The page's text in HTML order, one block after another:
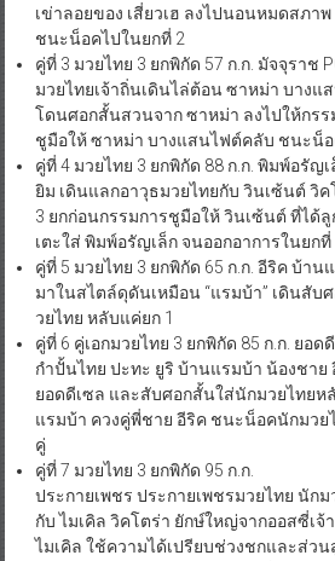
เข่าลอยของ เสี่ยวเฮ ลงไปนอนหมดสภา
ชนะน็อคไปในยกที่ 2
คู่ที่ 3 มวยไทย 3 ยกพิกัด 57 ก.ก. มัจจุราช
มวยไทยเจ้าถิ่นเดินไล่ต้อน ซาหม่า บาง
โดนศอกสั้นสวนจาก ซาหม่า ลงไปให้กรร
ชูมือให้ ซาหม่า บางแสนไฟต์คลับ ชนะน็
คู่ที่ 4 มวยไทย 3 ยกพิกัด 88 ก.ก. พิมพ์อรัญ
ยิม เดินแลกอาวุธมวยไทยกับ วินเซ้นต์ วิค
3 ยกก่อนกรรมการชูมือให้ วินเซ้นต์ ที่ได้
เตะใส่ พิมพ์อรัญเล็ก จนออกอาการในย
คู่ที่ 5 มวยไทย 3 ยกพิกัด 65 ก.ก. อีริค บ้า
มาในสไตล์ดุดันเหมือน “แรมบ้า” เดินสับ
วยไทย หลับแค่ยก 1
คู่ที่ 6 คู่เอกมวยไทย 3 ยกพิกัด 85 ก.ก. ยอด
กำปั้นไทย ปะทะ ยูริ บ้านแรมบ้า น้องชา
ยอดดีเซล และสับศอกสั้นใส่นักมวยไทย
แรมบ้า ควงคู่พี่ชาย อีริค ชนะน็อคนักมวย
คู่
คู่ที่ 7 มวยไทย 3 ยกพิกัด 95 ก.ก.
ประกายเพชร ประกายเพชรมวยไทย นัก
กับ ไมเคิล วิคโตร่า ยักษ์ใหญ่จากออสซี่เ
ไมเคิล ใช้ความได้เปรียบช่วงชกและส่ว